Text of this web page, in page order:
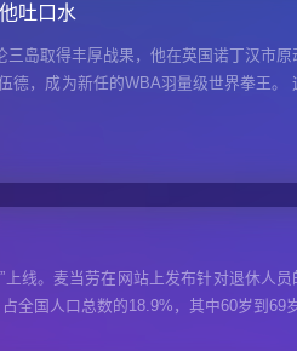
吐口水
岛取得丰厚战果，他在英国诺丁汉市原
德，成为新任的WBA羽量级世界拳王。
线。麦当劳在网站上发布针对退休人
全国人口总数的18.9%，其中60岁到69